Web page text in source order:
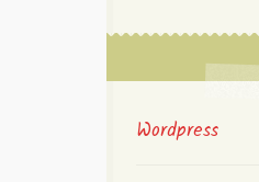
Wordpress